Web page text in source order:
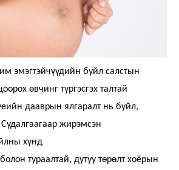
эмэгтэйчүүдийн буйл салстын
өвчинг түргэсгэх талтай
дааврын ялгаралт нь буйл,
жирэмсэн
хүнд
тураалтай, дутуу төрөлт хоёрын